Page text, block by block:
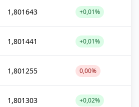
1,801643 +0,01%
1,801441 +0,01%
1,801255 0,00%
1,801303 +0,02%